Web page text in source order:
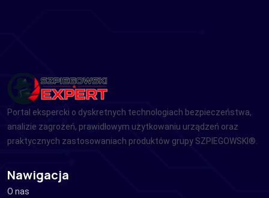
Portal ekspercki o dyskretnych technologiach bezpieczeństwa,
analizie zagrożeń, prawidłowym użytkowaniu urządzeń oraz
praktycznych zastosowaniach produktów grupy SZPIEGOWSKI®.
Nawigacja
O nas